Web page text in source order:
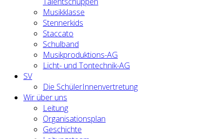
Musikklasse
Stennerkids
Staccato
Schulband
Musikproduktions-AG
Licht- und Tontechnik-AG
SV
Die SchülerInnenvertretung
Wir über uns
Leitung
Organisationsplan
Geschichte